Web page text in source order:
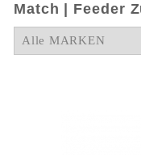
Match | Feeder